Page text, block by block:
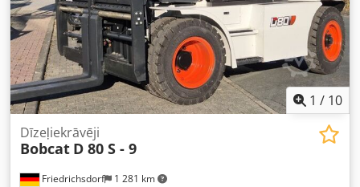
1 / 10
Friedrichsdorf 1 281 km
Dīzeļiekrāvēji
Bobcat D 80 S - 9